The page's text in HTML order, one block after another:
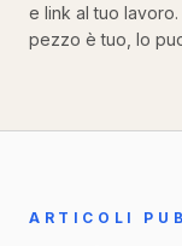
e link al tuo
pezzo è tuo, lo
ARTICOLI